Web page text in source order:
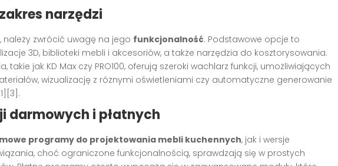
narzędzi
zwrócić uwagę na jego funkcjonalność. Podstawowe opcje to
3D, biblioteki mebli i akcesoriów, a także narzędzia do kosztorysowania.
takie jak KD Max czy PRO100, oferują szeroki wachlarz funkcji, umożliwiających
wizualizację z różnymi oświetleniami czy automatyczne generowanie
darmowych i płatnych
programy do projektowania mebli kuchennych, jak i wersje
choć ograniczone funkcjonalnością, sprawdzają się w prostych